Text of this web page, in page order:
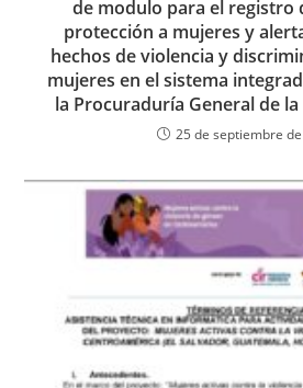
de modulo para el registro
protección a mujeres y
hechos de violencia y
mujeres en el sistema
la Procuraduría General de la
25 de septiembre